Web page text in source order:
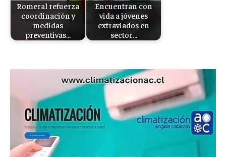
Romeral refuerza
coordinación y
medidas
preventivas…
Encuentran con
vida a jóvenes
extraviados en
sector…